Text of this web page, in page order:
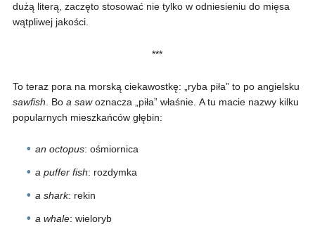
dużą literą, zaczęto stosować nie tylko w odniesieniu do mięsa
wątpliwej jakości.
***
To teraz pora na morską ciekawostkę: „ryba piła” to po angielsku
sawfish. Bo a sawoznacza „piła” właśnie. A tu macie nazwy kilku
popularnych mieszkańców głębin:
an octopus: ośmiornica
a puffer fish: rozdymka
a shark: rekin
a whale: wieloryb